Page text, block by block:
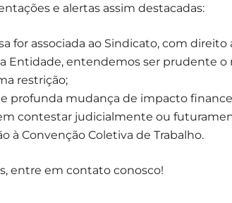
e alertas assim destacadas:
for associada ao Sindicato, com direito
Entidade, entendemos ser prudente o
restrição;
profunda mudança de impacto
contestar judicialmente ou
à Convenção Coletiva de Trabalho.
entre em contato conosco!